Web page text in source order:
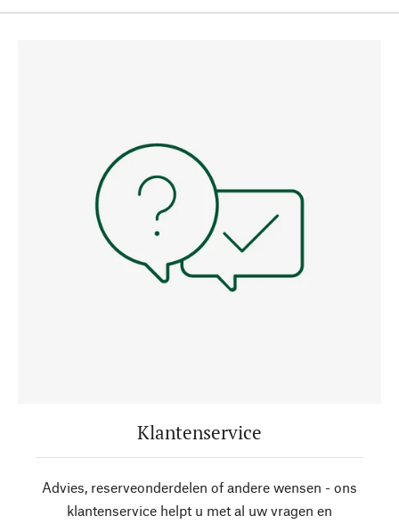
Klantenservice
Advies, reserveonderdelen of andere wensen - ons
klantenservice helpt u met al uw vragen en